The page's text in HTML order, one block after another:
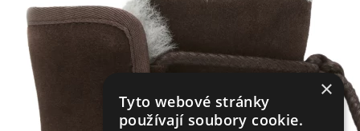
×
Tyto webové stránky
používají soubory cookie.